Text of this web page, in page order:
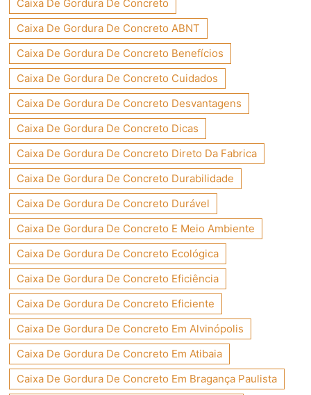
Caixa De Gordura De Concreto
Caixa De Gordura De Concreto ABNT
Caixa De Gordura De Concreto Benefícios
Caixa De Gordura De Concreto Cuidados
Caixa De Gordura De Concreto Desvantagens
Caixa De Gordura De Concreto Dicas
Caixa De Gordura De Concreto Direto Da Fabrica
Caixa De Gordura De Concreto Durabilidade
Caixa De Gordura De Concreto Durável
Caixa De Gordura De Concreto E Meio Ambiente
Caixa De Gordura De Concreto Ecológica
Caixa De Gordura De Concreto Eficiência
Caixa De Gordura De Concreto Eficiente
Caixa De Gordura De Concreto Em Alvinópolis
Caixa De Gordura De Concreto Em Atibaia
Caixa De Gordura De Concreto Em Bragança Paulista